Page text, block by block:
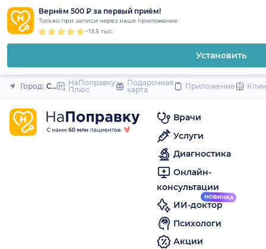
Вернём 500 ₽ за первый приём!
Только при записи через наше приложение
~13.5 тыс.
Установить
Закрыть
Город: Санкт-Петербург
НаПоправку
Плюс
Подарочная
карта
Приложение
Врачи
Услуги
Диагностика
Онлайн-
консультации
ИИ-доктор
Психологи
Акции